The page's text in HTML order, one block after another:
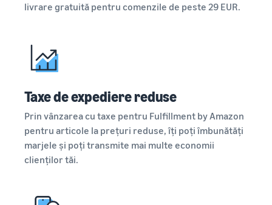
livrare gratuită pentru comenzile de peste 29 EUR.
Taxe de expediere reduse
Prin vânzarea cu taxe pentru Fulfillment by Amazon
pentru articole la prețuri reduse, îți poți îmbunătăți
marjele și poți transmite mai multe economii
clienților tăi.